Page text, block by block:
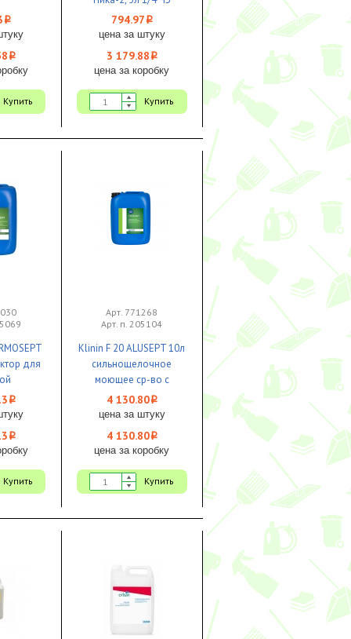
i
i
Купить
794.97 i
цена за штуку
3 179.88 i
цена за коробку
Купить
для
1/1
i
i
Купить
Арт. 771268
Арт. п. 205104
Klinin F 20 ALUSEPT 10л
сильнощелочное
моющее ср-во с
дезинфицирующим
эффектом для
4 130.80i
цена за штуку
4 130.80i
цена за коробку
Купить